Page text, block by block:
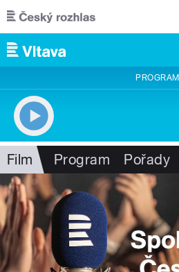
Přejít k hlavnímu obsahu
PROGRAM
Film Program Pořady